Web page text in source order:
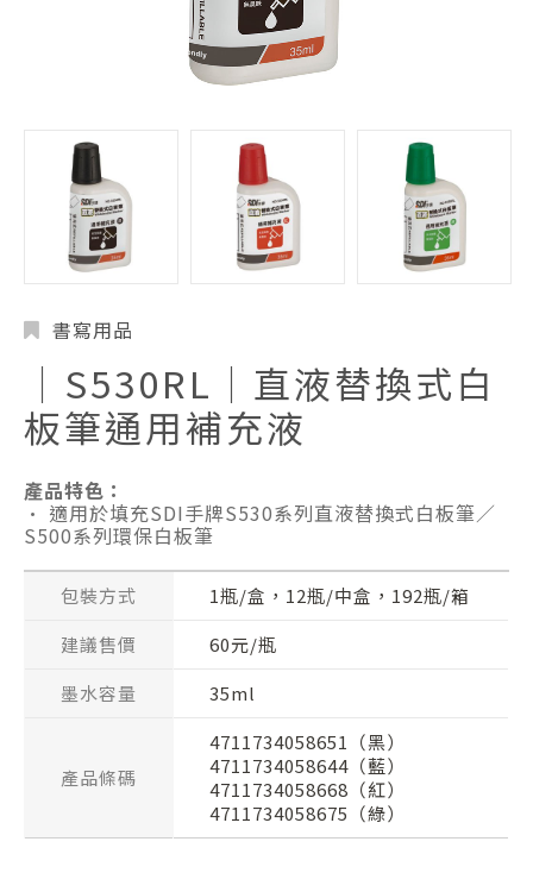
書寫用品
│S530RL│直液替換式白
板筆通用補充液
產品特色：
• 適用於填充SDI手牌S530系列直液替換式白板筆／
S500系列環保白板筆
包裝方式
1瓶/盒，12瓶/中盒，192瓶/箱
建議售價
60元/瓶
墨水容量
35ml
產品條碼
4711734058651（黑）
4711734058644（藍）
4711734058668（紅）
4711734058675（綠）